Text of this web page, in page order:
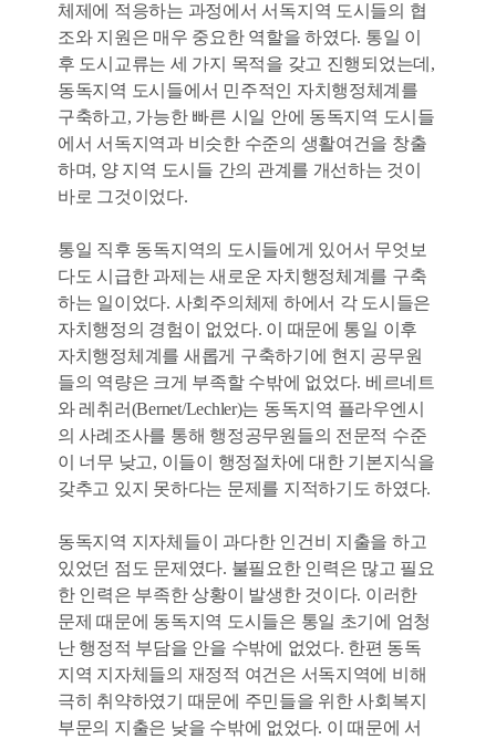
체제에 적응하는 과정에서 서독지역 도시들의 협
조와 지원은 매우 중요한 역할을 하였다. 통일 이
후 도시교류는 세 가지 목적을 갖고 진행되었는데,
동독지역 도시들에서 민주적인 자치행정체계를
구축하고, 가능한 빠른 시일 안에 동독지역 도시들
에서 서독지역과 비슷한 수준의 생활여건을 창출
하며, 양 지역 도시들 간의 관계를 개선하는 것이
바로 그것이었다.
통일 직후 동독지역의 도시들에게 있어서 무엇보
다도 시급한 과제는 새로운 자치행정체계를 구축
하는 일이었다. 사회주의체제 하에서 각 도시들은
자치행정의 경험이 없었다. 이 때문에 통일 이후
자치행정체계를 새롭게 구축하기에 현지 공무원
들의 역량은 크게 부족할 수밖에 없었다. 베르네트
와 레취러(Bernet/Lechler)는 동독지역 플라우엔시
의 사례조사를 통해 행정공무원들의 전문적 수준
이 너무 낮고, 이들이 행정절차에 대한 기본지식을
갖추고 있지 못하다는 문제를 지적하기도 하였다.
동독지역 지자체들이 과다한 인건비 지출을 하고
있었던 점도 문제였다. 불필요한 인력은 많고 필요
한 인력은 부족한 상황이 발생한 것이다. 이러한
문제 때문에 동독지역 도시들은 통일 초기에 엄청
난 행정적 부담을 안을 수밖에 없었다. 한편 동독
지역 지자체들의 재정적 여건은 서독지역에 비해
극히 취약하였기 때문에 주민들을 위한 사회복지
부문의 지출은 낮을 수밖에 없었다. 이 때문에 서